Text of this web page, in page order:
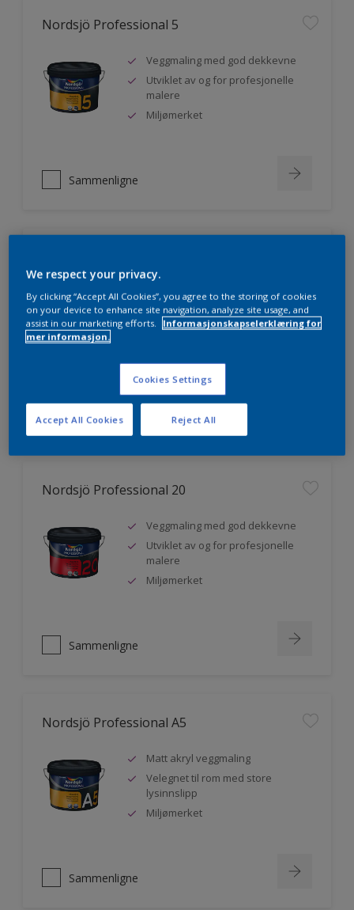
Nordsjö Professional 5
Veggmaling med god dekkevne
Utviklet av og for profesjonelle
malere
Miljømerket
Sammenligne
Utmerket dekkevne
Lett å påføre og fordele
Jevnere og finere finish, også i
Nordsjö Professional 20
Veggmaling med god dekkevne
Utviklet av og for profesjonelle
malere
Miljømerket
Sammenligne
Nordsjö Professional A5
Matt akryl veggmaling
Velegnet til rom med store
lysinnslipp
Miljømerket
Sammenligne
We respect your privacy.
By clicking “Accept All Cookies”, you agree to the storing of cookies
on your device to enhance site navigation, analyze site usage, and
assist in our marketing efforts.
Informasjonskapselerklæring for
mer informasjon.
Cookies Settings
Reject All
Accept All Cookies